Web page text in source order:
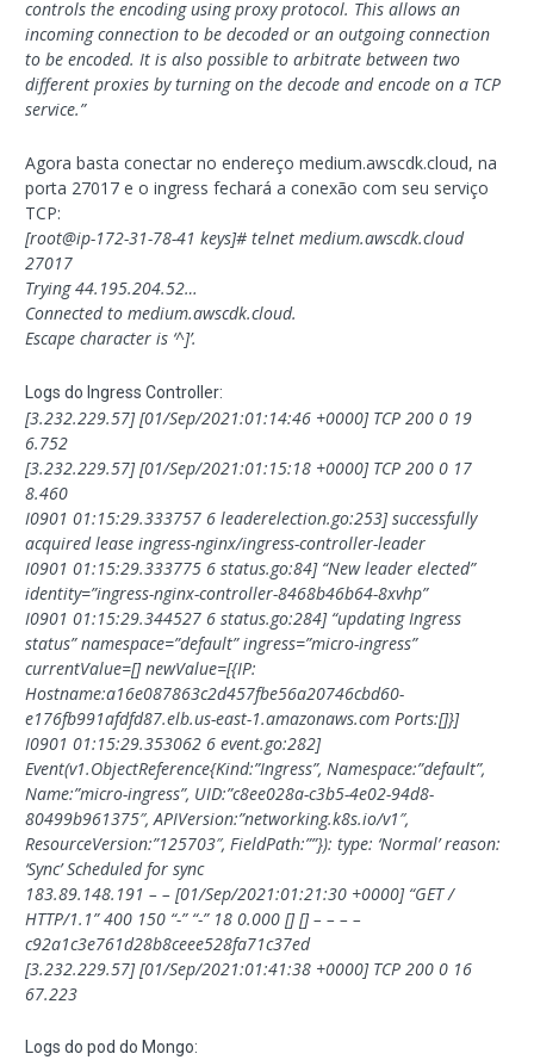
controls the encoding using proxy protocol. This allows an
incoming connection to be decoded or an outgoing connection
to be encoded. It is also possible to arbitrate between two
different proxies by turning on the decode and encode on a TCP
service.”
Agora basta conectar no endereço medium.awscdk.cloud, na
porta 27017 e o ingress fechará a conexão com seu serviço
TCP:
[root@ip-172-31-78-41 keys]# telnet medium.awscdk.cloud
27017
Trying 44.195.204.52…
Connected to medium.awscdk.cloud.
Escape character is ‘^]’.
Logs do Ingress Controller:
[3.232.229.57] [01/Sep/2021:01:14:46 +0000] TCP 200 0 19
6.752
[3.232.229.57] [01/Sep/2021:01:15:18 +0000] TCP 200 0 17
8.460
I0901 01:15:29.333757 6 leaderelection.go:253] successfully
acquired lease ingress-nginx/ingress-controller-leader
I0901 01:15:29.333775 6 status.go:84] “New leader elected”
identity=”ingress-nginx-controller-8468b46b64-8xvhp”
I0901 01:15:29.344527 6 status.go:284] “updating Ingress
status” namespace=”default” ingress=”micro-ingress”
currentValue=[] newValue=[{IP:
Hostname:a16e087863c2d457fbe56a20746cbd60-
e176fb991afdfd87.elb.us-east-1.amazonaws.com Ports:[]}]
I0901 01:15:29.353062 6 event.go:282]
Event(v1.ObjectReference{Kind:”Ingress”, Namespace:”default”,
Name:”micro-ingress”, UID:”c8ee028a-c3b5-4e02-94d8-
80499b961375″, APIVersion:”networking.k8s.io/v1″,
ResourceVersion:”125703″, FieldPath:””}): type: ‘Normal’ reason:
‘Sync’ Scheduled for sync
183.89.148.191 – – [01/Sep/2021:01:21:30 +0000] “GET /
HTTP/1.1” 400 150 “-” “-” 18 0.000 [] [] – – – –
c92a1c3e761d28b8ceee528fa71c37ed
[3.232.229.57] [01/Sep/2021:01:41:38 +0000] TCP 200 0 16
67.223
Logs do pod do Mongo: